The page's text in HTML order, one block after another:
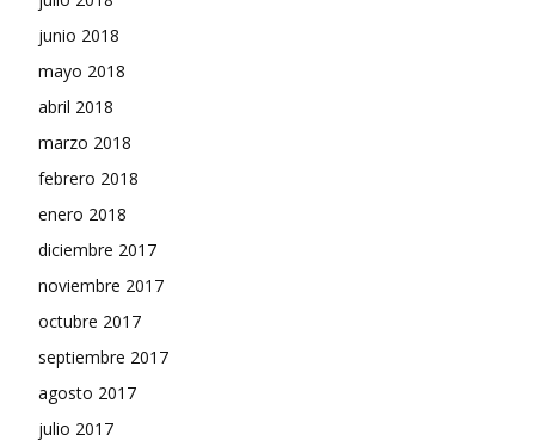
junio 2018
mayo 2018
abril 2018
marzo 2018
febrero 2018
enero 2018
diciembre 2017
noviembre 2017
octubre 2017
septiembre 2017
agosto 2017
julio 2017